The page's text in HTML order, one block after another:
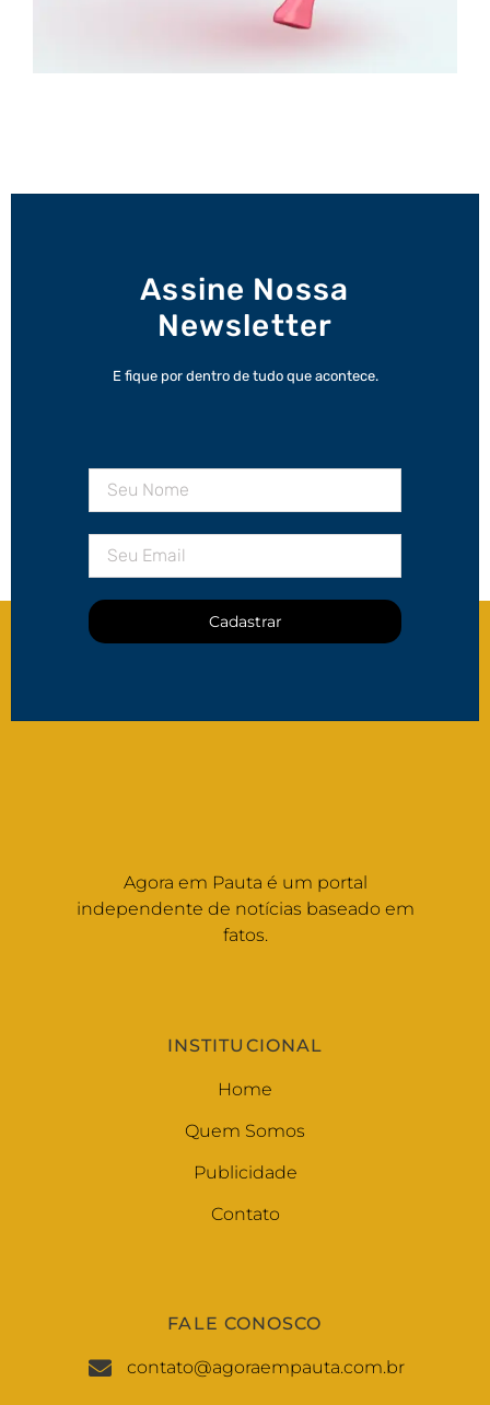
Assine Nossa
Newsletter
E fique por dentro de tudo que acontece.
Cadastrar
Agora em Pauta é um portal
independente de notícias baseado em
fatos.
INSTITUCIONAL
Home
Quem Somos
Publicidade
Contato
FALE CONOSCO
contato@agoraempauta.com.br